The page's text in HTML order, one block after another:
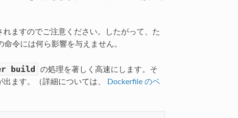
ますのでご注意ください。したがって、た
令には何ら影響を与えません。
build
の処理を著しく高速にします。そ
出ます。（詳細については、
Dockerfile のベ